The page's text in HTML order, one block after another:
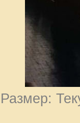
Размер: